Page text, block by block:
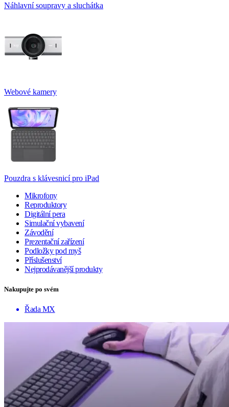
Náhlavní soupravy a sluchátka
Webové kamery
Pouzdra s klávesnicí pro iPad
Mikrofony
Reproduktory
Digitální pera
Simulační vybavení
Závodění
Prezentační zařízení
Podložky pod myš
Příslušenství
Nejprodávanější produkty
Nakupujte po svém
Řada MX